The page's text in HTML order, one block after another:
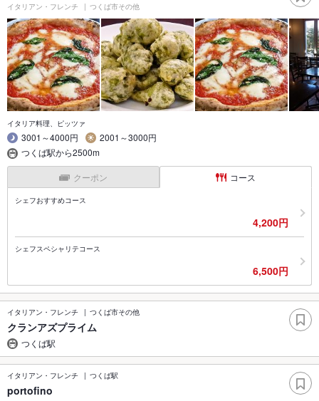
イタリアン・フレンチ つくば市その他
イタリア料理、ピッツァ
3001～4000円
2001～3000円
つくば駅から2500m
クーポン コース
シェフおすすめコース
4,200円
シェフスペシャリテコース
6,500円
イタリアン・フレンチ つくば市その他
クランアズプライム
つくば駅
イタリアン・フレンチ つくば駅
portofino